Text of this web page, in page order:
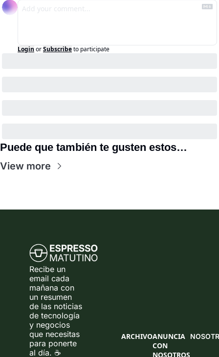
Login orSubscribeto participate
Puede que también te gusten estos…
View more
Recibe un
email cada
mañana con
un resumen
de las noticias
de tecnología
y negocios
que necesitas
para ponerte
al día. ☕
ARCHIVOANUNCIA
CON
NOSOTROS